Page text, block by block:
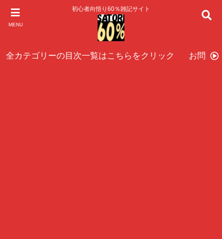
MENU
初心者向悟り60％雑記サイト
全カテゴリーの目次一覧はこちらをクリック お問い